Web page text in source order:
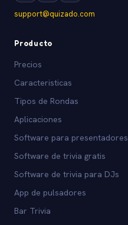
support@quizado.com
Producto
Precios
Caracteristicas
Tipos de Rondas
Aplicaciones
Software para presentadores
Software de trivia gratis
Software de trivia para DJs
App de pulsadores
Bar Trivia